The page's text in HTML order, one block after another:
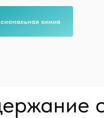
химия